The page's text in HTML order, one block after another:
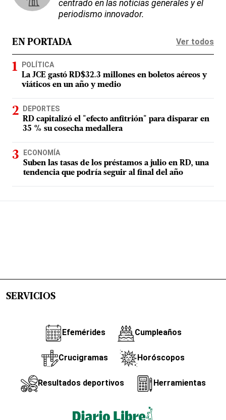
centrado en las noticias generales y el
periodismo innovador.
EN PORTADA Ver todos
POLÍTICA
La JCE gastó RD$32.3 millones en boletos aéreos y
viáticos en un año y medio
DEPORTES
RD capitalizó el "efecto anfitrión" para disparar en
35 % su cosecha medallera
ECONOMÍA
Suben las tasas de los préstamos a julio en RD, una
tendencia que podría seguir al final del año
SERVICIOS
Efemérides Cumpleaños
Crucigramas Horóscopos
Resultados deportivos Herramientas